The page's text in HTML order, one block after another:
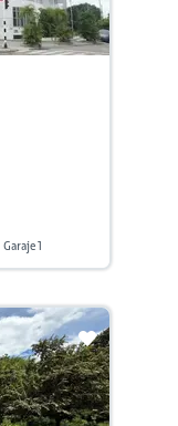
Garaje 1